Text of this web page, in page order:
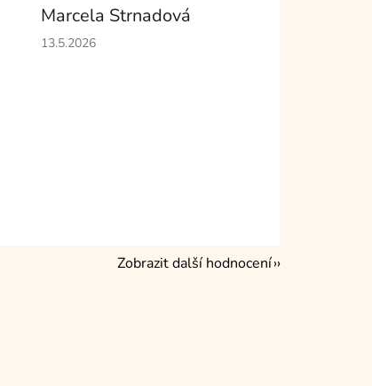
Marcela Strnadová
Hodnocení obchodu je 5 z 5 hvězdiček.
13.5.2026
Zobrazit další hodnocení